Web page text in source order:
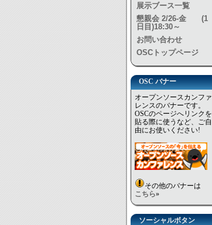
展示ブース一覧
懇親会 2/26-金 (1
日目)18:30～
お問い合わせ
OSCトップページ
OSC バナー
オープンソースカンファ
レンスのバナーです。
OSCのページへリンクを
貼る際に使うなど、ご自
由にお使いください!
その他のバナーは
こちら»
ソーシャルボタン